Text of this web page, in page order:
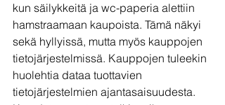
kun säilykkeitä ja wc-paperia alettiin
hamstraamaan kaupoista. Tämä näkyi
sekä hyllyissä, mutta myös kauppojen
tietojärjestelmissä. Kauppojen tuleekin
huolehtia dataa tuottavien
tietojärjestelmien ajantasaisuudesta.